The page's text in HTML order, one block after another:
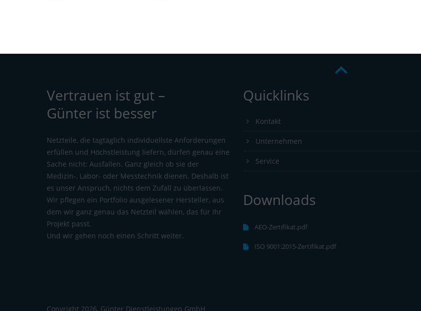
Vertrauen ist gut –
Günter ist besser
Netzteile, die tagtäglich individuellste Anforderungen
erfüllen und Höchstleistung liefern, dürfen genau eine
Sache nicht: Ausfallen. Ganz gleich ob sie der
Medizin-, Labor- oder Messtechnik dienen. Deshalb ist
es unser Anspruch, nichts dem Zufall zu überlassen.
Wir pflegen ein Portfolio ausgelesener Hersteller, aus
dem wir ganz genau das Netzteil wählen, das für Ihr
Projekt passt.
Und wir gehen noch einen Schritt weiter.
Quicklinks
Kontakt
Unternehmen
Service
Downloads
AEO-Zertifikat.pdf
ISO 9001:2015-Zertifikat.pdf
Copyright 2026, Günter Dienstleistungen GmbH